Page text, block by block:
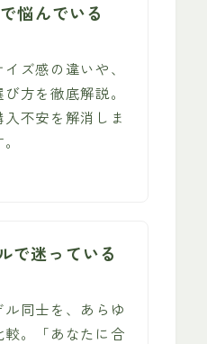
悩んでいる
ズ感の違いや、
方を徹底解説。
不安を解消しま
で迷っている
同士を、あらゆ
。「あなたに合